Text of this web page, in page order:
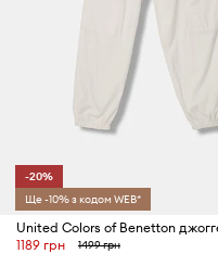
-20%
Ще -10% з кодом WEB*
1189 грн 1499 грн